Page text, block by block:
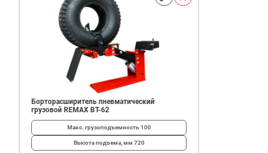
Борторасширитель пневматический
грузовой REMAX BT-62
Макс. грузоподъемность100
Высота подъема, мм 720